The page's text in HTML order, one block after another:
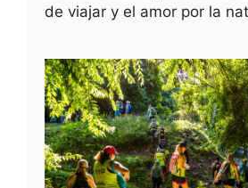
de viajar y el amor por la